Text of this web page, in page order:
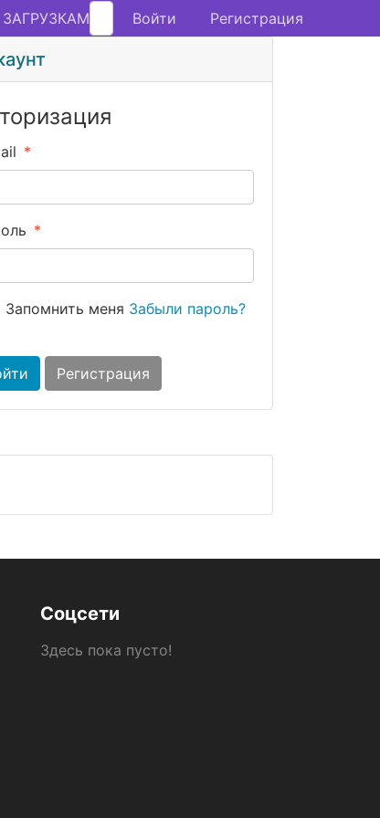
Войти Регистрация
Запомнить меня Забыли пароль?
Регистрация
Соцсети
Здесь пока пусто!